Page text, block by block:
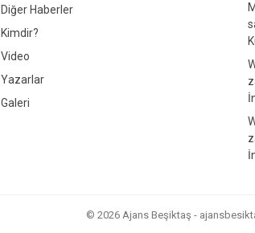
Diğer Haberler
Kimdir?
Video
Yazarlar
Galeri
© 2026 Ajans Beşiktaş -